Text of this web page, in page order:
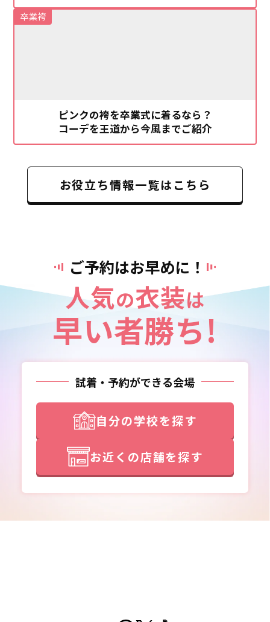
ピンクの袴を卒業式に着るなら？
コーデを王道から今風までご紹介
卒業袴
お役立ち情報一覧はこちら
ご予約はお早めに！
人気の衣装は
早い者勝ち!
試着・予約ができる会場
自分の学校を探す
お近くの店舗を探す